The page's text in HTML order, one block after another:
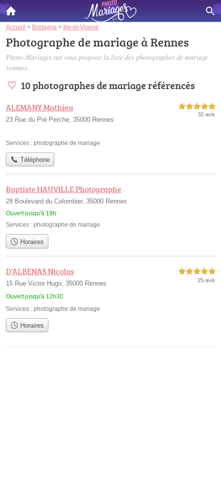
Accueil > Bretagne > Ille-et-Vilaine
Photographe de mariage à Rennes
Photo-Mariages.net vous propose la liste des photographes de mariage
rennais.
10 photographes de mariage référencés
ALEMANY Mathieu
23 Rue du Pré Perche, 35000 Rennes
5,0 étoiles sur 5
32 avis
Services : photographe de mariage
Téléphone
Baptiste HAUVILLE Photographe
28 Boulevard du Colombier, 35000 Rennes
Ouvert jusqu'à 19h
Services : photographe de mariage
Horaires
D'ALBENAS Nicolas
15 Rue Victor Hugo, 35000 Rennes
Ouvert jusqu'à 12h30
5,0 étoiles sur 5
25 avis
Services : photographe de mariage
Horaires